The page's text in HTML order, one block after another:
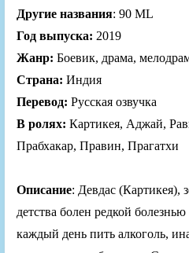
Другие названия: 90 ML
Год выпуска: 2019
Жанр: Боевик, драма,
Страна: Индия
Перевод: Русская озвучка
В ролях: Картикея, Аджай,
Прабхакар, Правин, Прагатхи
Описание: Девдас (Картикея),
детства болен редкой
каждый день пить алкоголь,